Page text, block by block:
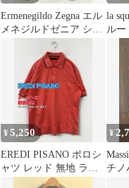
Ermenegildo Zegna エル
メネジルドゼニア シャ
ツ/ブラウス L ブルー
リネン・麻 チェック柄
ロング丈 半端袖 レギュ
ラーカラー メンズ
la
ル
メ
¥5,250
EREDI PISANO ポロシ
ャツ レッド 無地 ライ
ン柄 半袖 メンズ
¥
チノ